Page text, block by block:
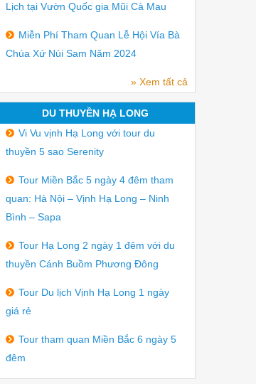
Thủy
Lịch tại Vườn Quốc gia Mũi Cà Mau
Miễn Phí Tham Quan Lễ Hội Vía Bà
Chúa Xứ Núi Sam Năm 2024
» Xem tất cả
DU THUYỀN HẠ LONG
Vi Vu vịnh Hạ Long với tour du
thuyền 5 sao Serenity
Tour Miền Bắc 5 ngày 4 đêm tham
quan: Hà Nội – Vịnh Hạ Long – Ninh
Bình – Sapa
Tour Hạ Long 2 ngày 1 đêm với du
thuyền Cánh Buồm Phương Đông
Tour Du lịch Vịnh Hạ Long 1 ngày
giá rẻ
Tour tham quan Miền Bắc 6 ngày 5
đêm